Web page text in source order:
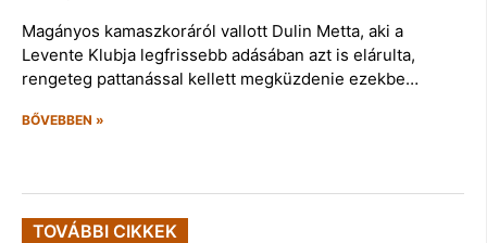
Magányos kamaszkoráról vallott Dulin Metta, aki a
Levente Klubja legfrissebb adásában azt is elárulta,
rengeteg pattanással kellett megküzdenie ezekbe…
BŐVEBBEN »
TOVÁBBI CIKKEK